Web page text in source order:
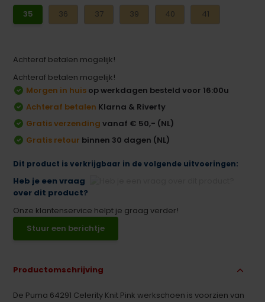
35 36 37 39 40 41
Achteraf betalen mogelijk!
Achteraf betalen mogelijk!
Morgen in huis op werkdagen besteld voor 16:00u
Achteraf betalen Klarna & Riverty
Gratis verzending vanaf € 50,- (NL)
Gratis retour binnen 30 dagen (NL)
Dit product is verkrijgbaar in de volgende uitvoeringen:
Heb je een vraag
over dit product?
Onze klantenservice helpt je graag verder!
Stuur een berichtje
Productomschrijving
De Puma 64291 Celerity Knit Pink werkschoen is voorzien van